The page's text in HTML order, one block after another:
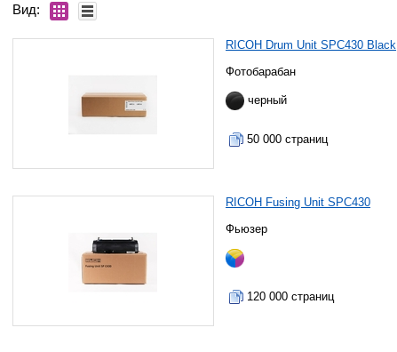
Вид:
RICOH Drum Unit SPC430 Black
Фотобарабан
черный
50 000 страниц
RICOH Fusing Unit SPC430
Фьюзер
120 000 страниц